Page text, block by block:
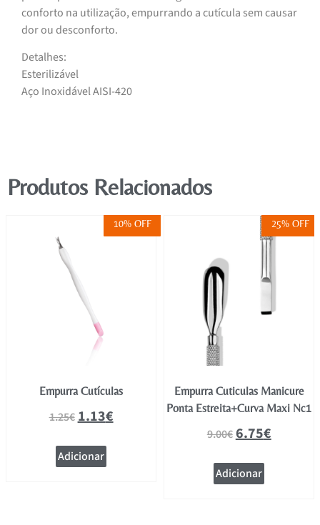
conforto na utilização, empurrando a cutícula sem causar
dor ou desconforto.
Detalhes:
Esterilizável
Aço Inoxidável AISI-420
Produtos Relacionados
10% OFF
Empurra Cutículas
1.25€1.13€
Adicionar
25% OFF
Empurra Cuticulas Manicure
Ponta Estreita+Curva Maxi Nc1
9.00€6.75€
Adicionar